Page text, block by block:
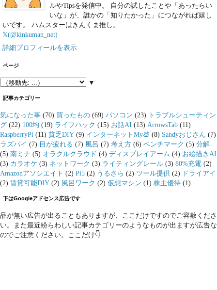
ルやTipsを発信中。 自分の試したことや「あったらい
いな」が、誰かの「知りたかった」につながれば嬉し
いです。 ハムスターはきんくま推し。
𝕏(@kinkuman_net)
詳細プロフィールを表示
ページ
▼
記事カテゴリー
気になった事 (70) 買ったもの (69) パソコン (23)
トラブルシューティン
グ (22) 100均 (19) ライフハック (15) お話AI (13) ArrowsTab (11)
RaspberryPi (11) 貧乏DIY (9) インターネットMy💩 (8) Sandyおじさん (7)
ラズパイ (7) 目が疲れる (7) 風呂 (7) 考え方 (6) ベンチマーク (5) 分解
(5) 南ミナ (5) オラクルクラウド (4) ディスプレイアーム (4) お絵描きAI
(3) カラオケ (3) ネットワーク (3) ライティングレール (3) 80%充電 (2)
Amazonアソシエイト (2) Pi5 (2) うるさら (2) ツール提供 (2)
ドライアイ
(2) 賃貸可能DIY (2) 風呂ワーク (2) 仮想マシン (1) 株主優待 (1)
下はGoogleアドセンス広告です
品が無い広告が出ることもありますが、ここだけですのでご容赦くださ
い。また最近紛らわしい記事カテゴリーのようなものが出ますが広告な
のでご注意ください。ここだけ👇